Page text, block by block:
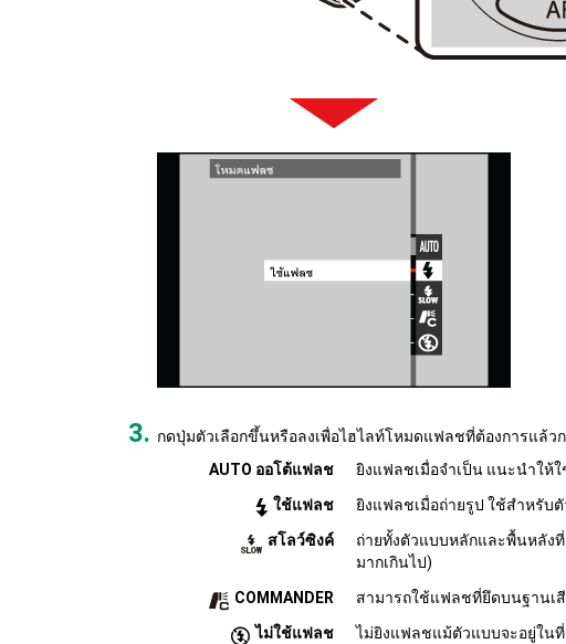
กดปุ่มตัวเลือกขึ้นหรือลงเพื่อไฮไลท์โหมดแฟลชที่ต้องการแล้ว
AUTO ออโต้แฟลช
ยิงแฟลชเมื่อจำเป็น แนะนำใ
ใช้แฟลช
ยิงแฟลชเมื่อถ่ายรูป ใช้สำหรับ
สโลว์ซิงค์
ถ่ายทั้งตัวแบบหลักและพื้นหลัง
มากเกินไป)
COMMANDER
สามารถใช้แฟลชที่ยึดบนฐานเ
ไม่ใช้แฟลช
ไม่ยิงแฟลชแม้ตัวแบบจะอยู่ใน